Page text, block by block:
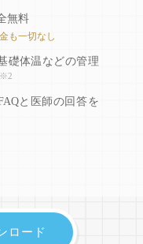
無料
も一切なし
礎体温などの管理
※2
と医師の回答を
ロード